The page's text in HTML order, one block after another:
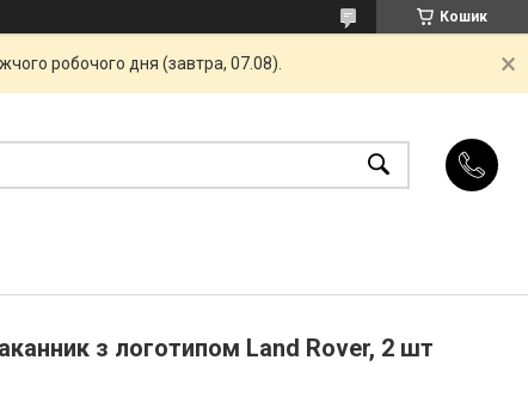
Кошик
робочого дня (завтра, 07.08).
з логотипом Land Rover, 2 шт